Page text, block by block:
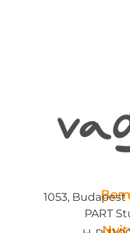
1053, Budapest
PART